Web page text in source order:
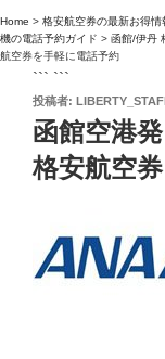
Home > 格安航空券の最新お得情
機の電話予約ガイド > 函館/伊丹
航空券を手軽に電話予約
``` ```
投
稿
日:
投稿者:
函館空港
格安航空